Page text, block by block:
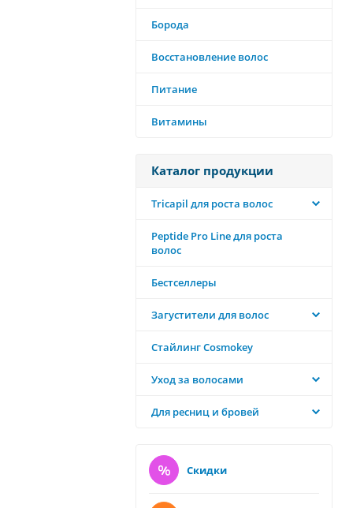
Борода
Восстановление волос
Питание
Витамины
Каталог продукции
Tricapil для роста волос
Peptide Pro Line для роста
волос
Бестселлеры
Загустители для волос
Стайлинг Cosmokey
Уход за волосами
Для ресниц и бровей
Скидки